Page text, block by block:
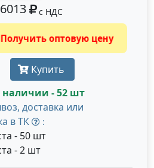
с НДС
Получить оптовую цену
Купить
наличии - 52 шт
доставка или
в ТК
:
- 50 шт
- 2 шт